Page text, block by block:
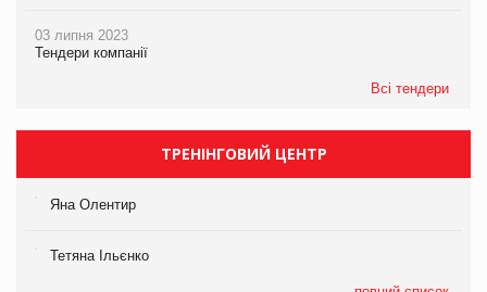
03 липня 2023
Тендери компанії
Всі тендери
ТРЕНІНГОВИЙ ЦЕНТР
Яна Олентир
Тетяна Ільєнко